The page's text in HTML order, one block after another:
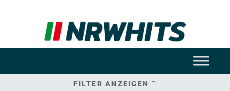
FILTER ANZEIGEN